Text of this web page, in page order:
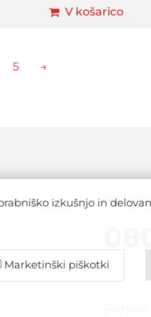
izkušnjo in
Marketinški piškotki
V košarico
5 →